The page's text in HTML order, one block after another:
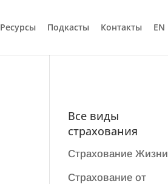
Ресурсы Подкасты Контакты EN
Все виды
страхования
Страхование Жизни
Страхование от